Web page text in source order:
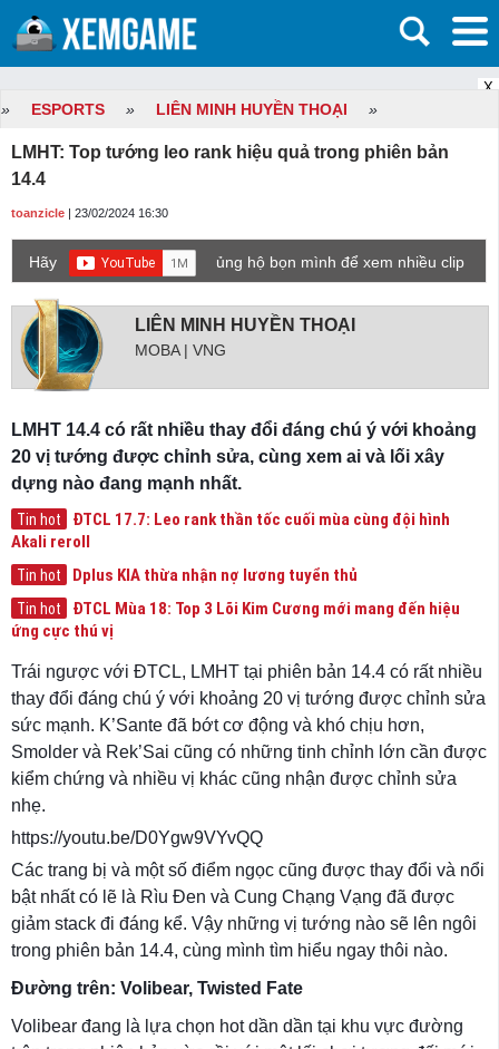
X
» ESPORTS » LIÊN MINH HUYỀN THOẠI »
LMHT: Top tướng leo rank hiệu quả trong phiên bản
14.4
toanzicle | 23/02/2024 16:30
Hãy
ủng hộ bọn mình để xem nhiều clip
LIÊN MINH HUYỀN THOẠI
MOBA | VNG
LMHT 14.4 có rất nhiều thay đổi đáng chú ý với khoảng
20 vị tướng được chỉnh sửa, cùng xem ai và lối xây
dựng nào đang mạnh nhất.
Tin hot
ĐTCL 17.7: Leo rank thần tốc cuối mùa cùng đội hình
Akali reroll
Tin hot Dplus KIA thừa nhận nợ lương tuyển thủ
Tin hot
ĐTCL Mùa 18: Top 3 Lõi Kim Cương mới mang đến hiệu
ứng cực thú vị
Trái ngược với ĐTCL, LMHT tại phiên bản 14.4 có rất nhiều
thay đổi đáng chú ý với khoảng 20 vị tướng được chỉnh sửa
sức mạnh. K’Sante đã bớt cơ động và khó chịu hơn,
Smolder và Rek’Sai cũng có những tinh chỉnh lớn cần được
kiểm chứng và nhiều vị khác cũng nhận được chỉnh sửa
nhẹ.
https://youtu.be/D0Ygw9VYvQQ
Các trang bị và một số điểm ngọc cũng được thay đổi và nổi
bật nhất có lẽ là Rìu Đen và Cung Chạng Vạng đã được
giảm stack đi đáng kể. Vậy những vị tướng nào sẽ lên ngôi
trong phiên bản 14.4, cùng mình tìm hiểu ngay thôi nào.
Đường trên: Volibear, Twisted Fate
Volibear đang là lựa chọn hot dần dần tại khu vực đường